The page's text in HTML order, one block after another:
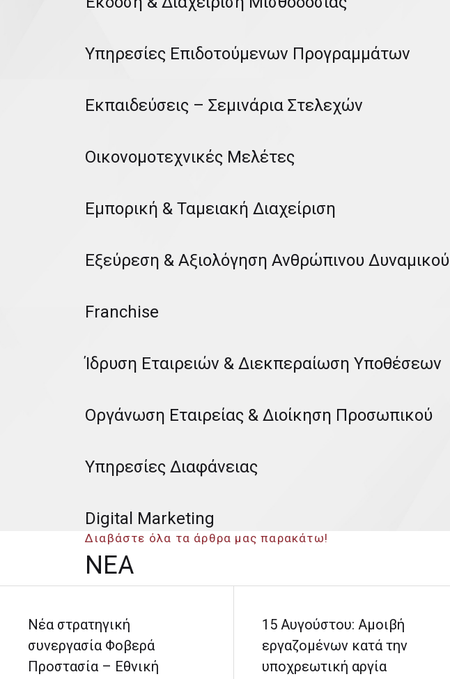
Υπηρεσίες Επιδοτούμενων Προγραμμάτων
Εκπαιδεύσεις – Σεμινάρια Στελεχών
Οικονομοτεχνικές Μελέτες
Εμπορική & Ταμειακή Διαχείριση
Εξεύρεση & Αξιολόγηση Ανθρώπινου Δυναμικού
Franchise
Ίδρυση Εταιρειών & Διεκπεραίωση Υποθέσεων
Οργάνωση Εταιρείας & Διοίκηση Προσωπικού
Υπηρεσίες Διαφάνειας
Digital Marketing
Διαβάστε όλα τα άρθρα μας παρακάτω!
ΝΕΑ
Νέα στρατηγική
συνεργασία Φοβερά
Προστασία – Εθνική
15 Αυγούστου: Αμοιβή
εργαζομένων κατά την
υποχρεωτική αργία